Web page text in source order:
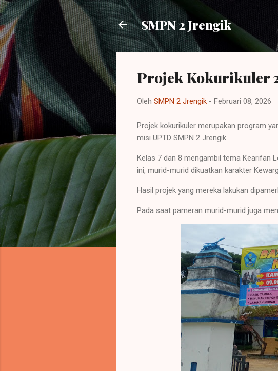
SMPN 2 Jrengik
Projek Kokurikuler
Oleh SMPN 2 Jrengik - Februari 08, 2026
Projek kokurikuler merupakan program
misi UPTD SMPN 2 Jrengik.
Kelas 7 dan 8 mengambil tema Kearifan
ini, murid-murid dikuatkan karakter
Hasil projek yang mereka lakukan
Pada saat pameran murid-murid juga